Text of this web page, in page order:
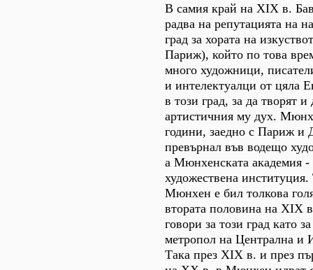
В самия край на XIX в.
радва на репутацията на
град за хората на
Париж), който по това
много художници,
и интелектуалци от цяла
в този град, за да творят и
артистичния му дух.
години, заедно с Париж и
превърнал във водещо
а Мюнхенската академия -
художествена
Мюнхен е бил толкова
втората половина на XIX
говори за този град като
метропол на Централна и
Така през XIX в. и през